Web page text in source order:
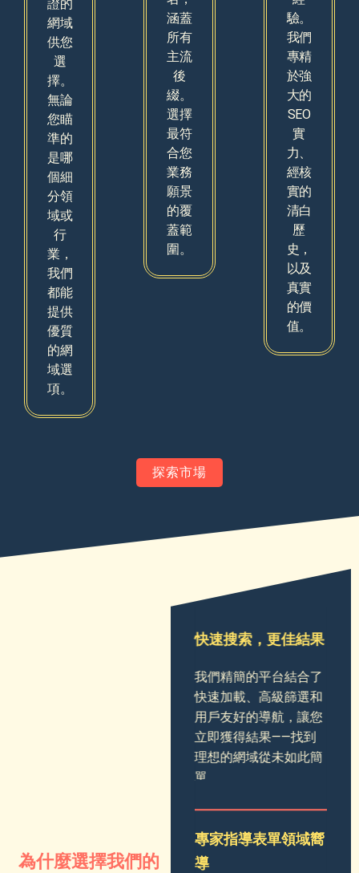
網域
供您
選
擇。
無論
您瞄
準​​的
是哪
個細
分領
域或
行
業，
我們
都能
提供
優質
的網
域選
項。
涵蓋
所有
主流
後
綴。
選擇
最符
合您
業務
願景
的覆
蓋範
圍。
驗。
我們
專精
於強
大的
SEO
實
力、
經核
實的
清白
歷
史，
以及
真實
的價
值。
探索市場
為什麼選擇我們的
快速搜索，更佳結果
我們精簡的平台結合了
快速加載、高級篩選和
用戶友好的導航，讓您
立即獲得結果——找到
理想的網域從未如此簡
單。
專家指導表單領域嚮
導